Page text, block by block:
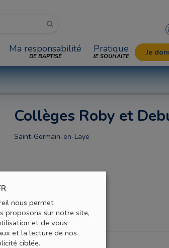
Ma responsabilité
DE BAPTISÉ
Pratique
JE SOUHAITE Je
Collèges Roby et
Saint-Germain-en-Laye
nous permet
proposons sur notre site,
et de vous
et la lecture de nos
ciblée.